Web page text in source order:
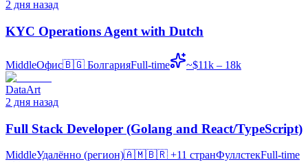
2 дня назад
KYC Operations Agent with Dutch
MiddleОфис🇧🇬 БолгарияFull-time ~$11k – 18k
DataArt
2 дня назад
Full Stack Developer (Golang and React/TypeScript)
MiddleУдалённо (регион)🇦🇲🇧🇷 +11 странФуллстекFull-time